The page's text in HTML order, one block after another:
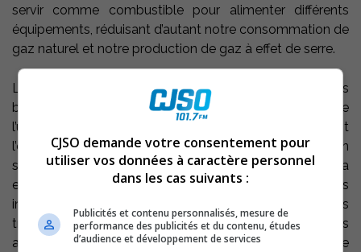
servir comme combustible pour alimenter différents
équipements, réduisant d’autant notre consommation de
gaz naturel et notre production de gaz à effet de serre.
Lors de l’arrêt du système, une partie du CO est alors
brûlé par les torchères (flambeaux) situées sur le toit de
l’usine de réduction, ce qui amène inévitablement
l’émission de fumée et de poussières à l’atmosphère. Un
suivi sur une base continue (24 heures par jour) sera
effectué pendant la durée de l’arrêt afin de minimiser les
inconvénients pour la communauté. Par ailleurs, les
travaux d’entretien nécessiteront l’utilisation de camions
aspirateurs. De façon à limiter le bruit causé par ce type
CJSO demande votre consentement pour
utiliser vos données à caractère personnel
dans les cas suivants :
Publicités et contenu personnalisés, mesure de
performance des publicités et du contenu, études
d’audience et développement de services